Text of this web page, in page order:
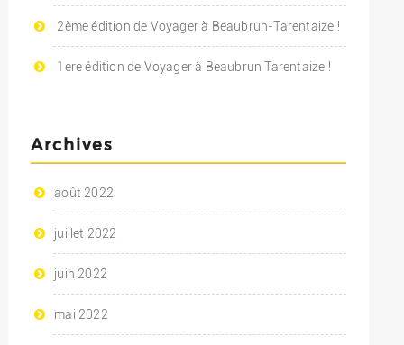
2ème édition de Voyager à Beaubrun-Tarentaize !
1ere édition de Voyager à Beaubrun Tarentaize !
Archives
août 2022
juillet 2022
juin 2022
mai 2022